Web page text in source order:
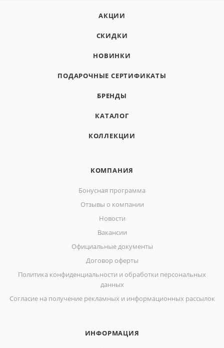
АКЦИИ
СКИДКИ
НОВИНКИ
ПОДАРОЧНЫЕ СЕРТИФИКАТЫ
БРЕНДЫ
КАТАЛОГ
КОЛЛЕКЦИИ
КОМПАНИЯ
Бонусная программа
Отзывы о компании
Новости
Вакансии
Официальные документы
Договор оферты
Политика конфиденциальности и обработки персональных
данных
Согласие на получение рекламных и информационных рассылок
ИНФОРМАЦИЯ